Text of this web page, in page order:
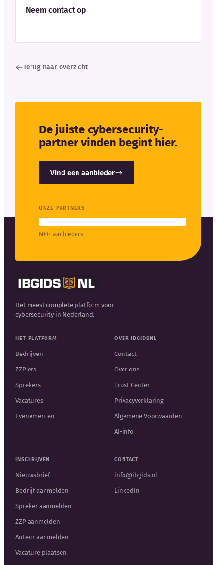
Neem contact op
Terug naar overzicht
De juiste cybersecurity-
partner vinden begint hier.
Vind een aanbieder
ONZE PARTNERS
600+ aanbieders
Het meest complete platform voor
cybersecurity in Nederland.
HET PLATFORM
Bedrijven
ZZP'ers
Sprekers
Vacatures
Evenementen
OVER IBGIDSNL
Contact
Over ons
Trust Center
Privacyverklaring
Algemene Voorwaarden
AI-info
INSCHRIJVEN
Nieuwsbrief
Bedrijf aanmelden
Spreker aanmelden
ZZP aanmelden
Auteur aanmelden
Vacature plaatsen
CONTACT
info@ibgids.nl
LinkedIn